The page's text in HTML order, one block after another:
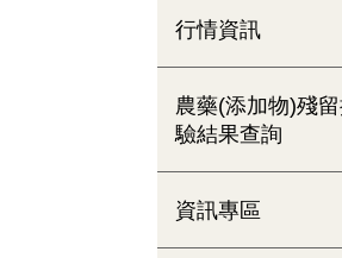
行情資訊
農藥(添加物)殘
驗結果查詢
資訊專區